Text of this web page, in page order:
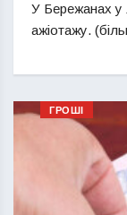
У Бережанах у
ажіотажу.
ГРОШІ